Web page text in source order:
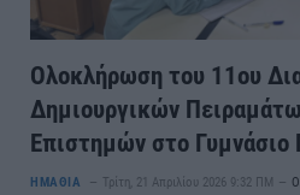
Ολοκλήρωση του 11ου
Δημιουργικών
Επιστημών στο Γυμνάσιο
ΗΜΑΘΙΑ Τρίτη, 21 Απριλίου 2026 9:32 ΠΜ